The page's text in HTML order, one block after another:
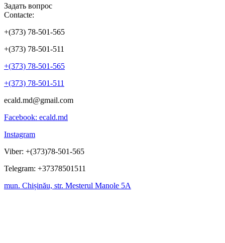
Задать вопрос
Contacte:
+(373) 78-501-565
+(373) 78-501-511
+(373) 78-501-565
+(373) 78-501-511
ecald.md@gmail.com
Facebook: ecald.md
Instagram
Viber: +(373)78-501-565
Telegram: +37378501511
mun. Chișinău, str. Mesterul Manole 5A